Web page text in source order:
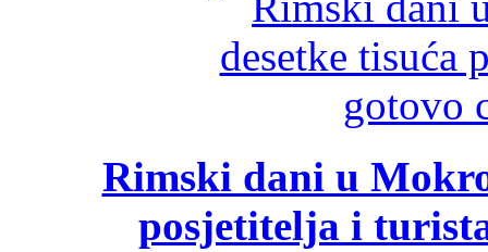
Rimski dani u
posjetitelja i